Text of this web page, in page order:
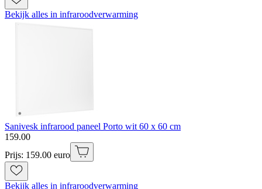
Bekijk alles in infraroodverwarming
Sanivesk infrarood paneel Porto wit 60 x 60 cm
159.00
Prijs: 159.00 euro
Bekijk alles in infraroodverwarming